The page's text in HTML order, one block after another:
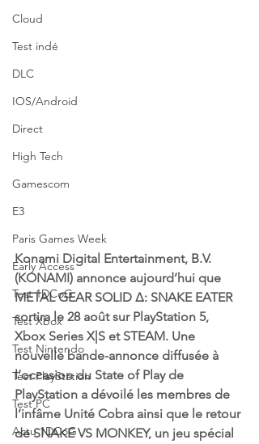
Cloud
Test indé
DLC
IOS/Android
Direct
High Tech
Gamescom
E3
Paris Games Week
Early Access
Test 1DCoG
Test Xbox
Test Nintendo
Test PlayStation
Test PC
Actu 1DCoG
Konami Digital Entertainment, B.V.
(KONAMI) annonce aujourd’hui que
METAL GEAR SOLID Δ: SNAKE EATER
sortira le 28 août sur PlayStation 5,
Xbox Series X|S et STEAM. Une
nouvelle bande-annonce diffusée à
l’occasion du State of Play de
PlayStation a dévoilé les membres de
l’infâme Unité Cobra ainsi que le retour
de SNAKE VS MONKEY, un jeu spécial